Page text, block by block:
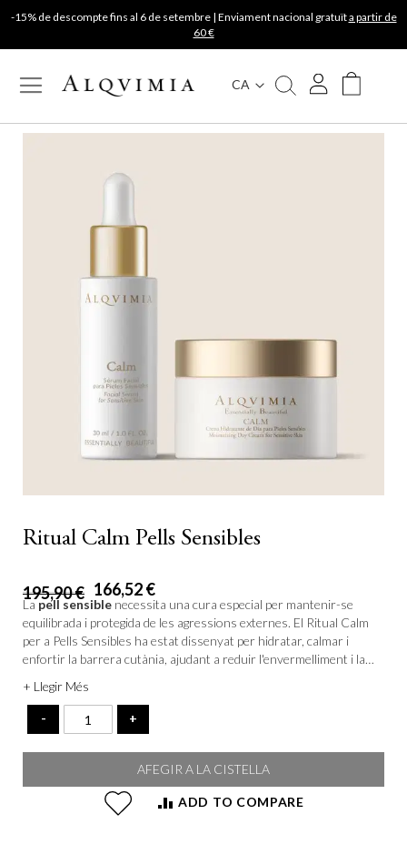
-15% de descompte fins al 6 de setembre | Enviament nacional gratuïta partir de
60 €
CA
My Cart
Ritual Calm Pells Sensibles
166,52 €
195,90 €
Lapell sensible necessita una cura especial per mantenir-se
equilibrada i protegida de les agressions externes. El Ritual Calm
per a Pells Sensibles ha estat dissenyat per hidratar, calmar i
enfortir la barrera cutània, ajudant a reduir l'envermelliment i la
proporciona un alleujament immediat i una hidratació duradora,
oferint un ritual complet de dia i nit per a la cura facial. Gaudeix
d'una pell més còmoda i lluminosa amb aquest pack especial!
+ Llegir Més
- +
AFEGIR A LA CISTELLA
ADD TO COMPARE